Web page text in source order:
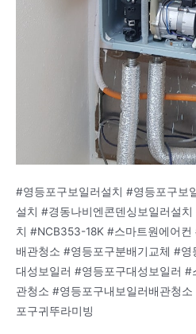
#영등포구보일러설치 #영등포구보
설치 #경동나비엔콘덴싱보일러설
치 #NCB353-18K #스마트원에어
배관청소 #영등포구분배기교체 #
대성보일러 #영등포구대성보일러
관청소 #영등포구내보일러배관청
포구귀뚜라미빙